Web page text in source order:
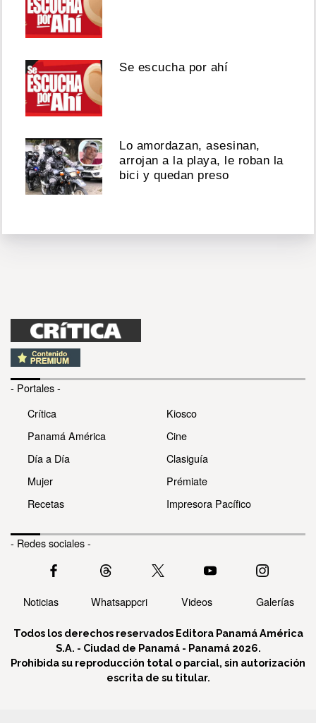
Se escucha por ahí
Lo amordazan, asesinan,
arrojan a la playa, le roban la
bici y quedan preso
- Portales -
Crítica
Panamá América
Día a Día
Mujer
Recetas
Kiosco
Cine
Clasiguía
Prémiate
Impresora Pacífico
- Redes sociales -
Noticias Whatsappcri Videos Galerías
Todos los derechos reservados Editora Panamá América
S.A. - Ciudad de Panamá - Panamá 2026.
Prohibida su reproducción total o parcial, sin autorización
escrita de su titular.